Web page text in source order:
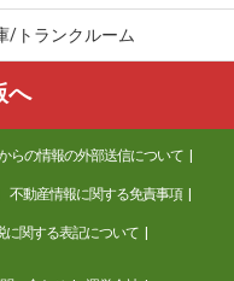
/トランクルーム
へ
らの情報の外部送信について
不動産情報に関する免責事項
に関する表記について